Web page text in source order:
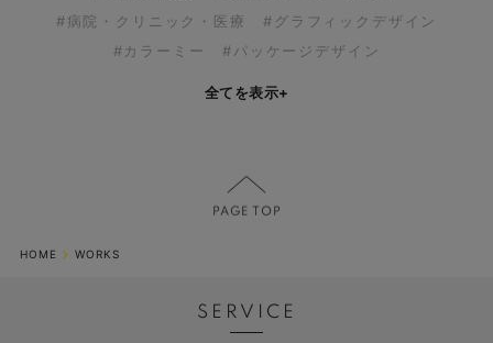
#病院・クリニック・医療
#グラフィックデザイン
#カラーミー
#パッケージデザイン
全てを表示+
HOME WORKS
SERVICE